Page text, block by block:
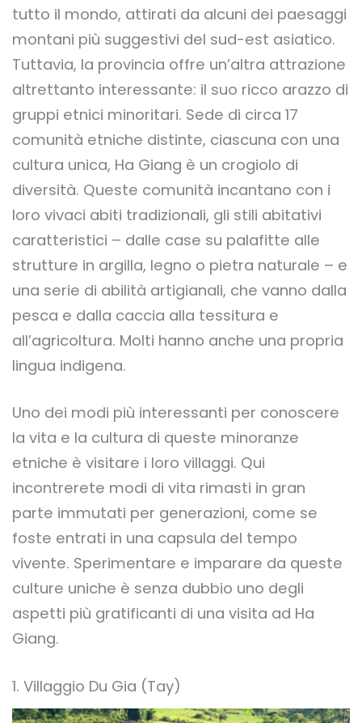
tutto il mondo, attirati da alcuni dei paesaggi
montani più suggestivi del sud-est asiatico.
Tuttavia, la provincia offre un’altra attrazione
altrettanto interessante: il suo ricco arazzo di
gruppi etnici minoritari. Sede di circa 17
comunità etniche distinte, ciascuna con una
cultura unica, Ha Giang è un crogiolo di
diversità. Queste comunità incantano con i
loro vivaci abiti tradizionali, gli stili abitativi
caratteristici – dalle case su palafitte alle
strutture in argilla, legno o pietra naturale – e
una serie di abilità artigianali, che vanno dalla
pesca e dalla caccia alla tessitura e
all’agricoltura. Molti hanno anche una propria
lingua indigena.
Uno dei modi più interessanti per conoscere
la vita e la cultura di queste minoranze
etniche è visitare i loro villaggi. Qui
incontrerete modi di vita rimasti in gran
parte immutati per generazioni, come se
foste entrati in una capsula del tempo
vivente. Sperimentare e imparare da queste
culture uniche è senza dubbio uno degli
aspetti più gratificanti di una visita ad Ha
Giang.
1. Villaggio Du Gia (Tay)